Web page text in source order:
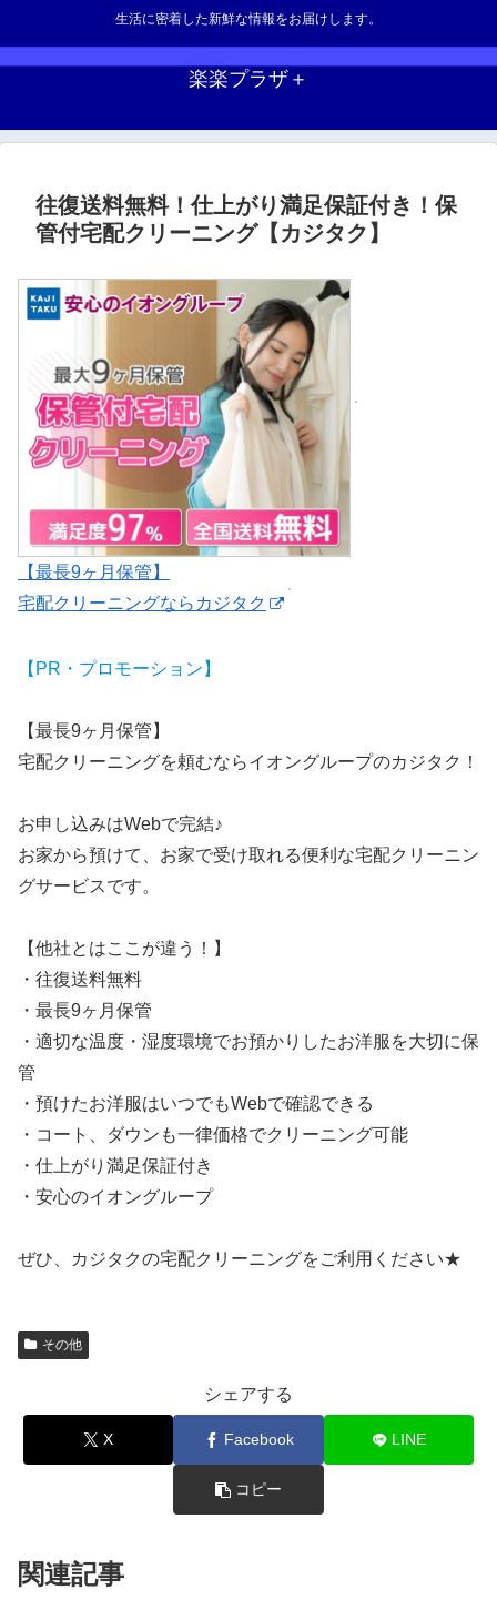
生活に密着した新鮮な情報をお届けします。
楽楽プラザ＋
往復送料無料！仕上がり満足保証付き！保
管付宅配クリーニング【カジタク】
【最長9ヶ月保管】
宅配クリーニングならカジタク
【PR・プロモーション】
【最長9ヶ月保管】
宅配クリーニングを頼むならイオングループのカジタク！
お申し込みはWebで完結♪
お家から預けて、お家で受け取れる便利な宅配クリーニン
グサービスです。
【他社とはここが違う！】
・往復送料無料
・最長9ヶ月保管
・適切な温度・湿度環境でお預かりしたお洋服を大切に保
管
・預けたお洋服はいつでもWebで確認できる
・コート、ダウンも一律価格でクリーニング可能
・仕上がり満足保証付き
・安心のイオングループ
ぜひ、カジタクの宅配クリーニングをご利用ください★
その他
シェアする
X Facebook LINE
コピー
関連記事